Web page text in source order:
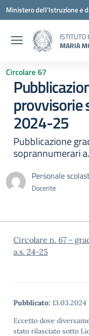
Vai ai contenuti
Vai al menu di navigazione
Vai al footer
Ministero dell'Istruzione e
MARIA
Circolare 67
provvisorie
2024-25
Pubblicazione
soprannumerari
Personale
Docente
Circolare n. 67 –
a.s. 24-25
Pubblicato: 13.03.2024
Eccetto dove
stato rilasciato sotto